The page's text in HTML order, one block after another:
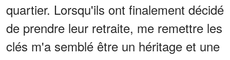
quartier. Lorsqu'ils ont finalement décidé
de prendre leur retraite, me remettre les
clés m'a semblé être un héritage et une